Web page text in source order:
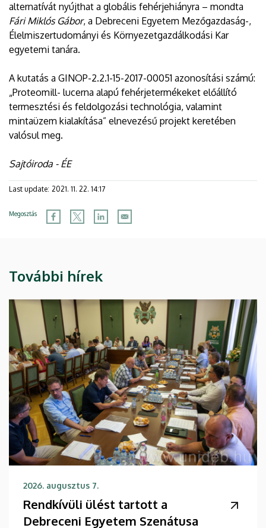
alternatívát nyújthat a globális fehérjehiányra – mondta
Fári Miklós Gábor, a Debreceni Egyetem Mezőgazdaság-,
Élelmiszertudományi és Környezetgazdálkodási Kar
egyetemi tanára.
A kutatás a GINOP-2.2.1-15-2017-00051 azonosítási számú:
„Proteomill- lucerna alapú fehérjetermékeket előállító
termesztési és feldolgozási technológia, valamint
mintaüzem kialakítása” elnevezésű projekt keretében
valósul meg.
Sajtóiroda - ÉE
Last update: 2021. 11. 22. 14:17
Megosztás
További hírek
2026. augusztus 7.
Rendkívüli ülést tartott a
Debreceni Egyetem Szenátusa